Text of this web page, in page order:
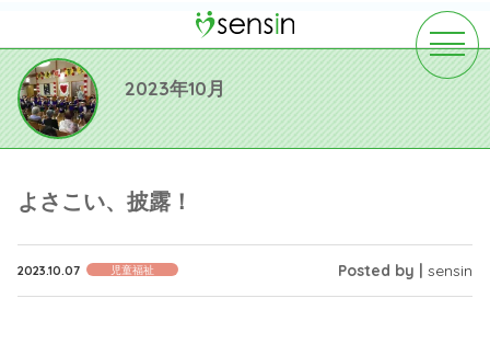
toggle
2023年10月
よさこい、披露！
2023.10.07 児童福祉 Posted by | sensin